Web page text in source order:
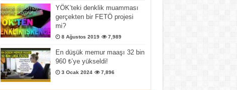
YÖK’teki denklik muamması
gerçekten bir FETÖ projesi
mi?
8 Ağustos 2019 7,989
En düşük memur maaşı 32 bin
960 ₺’ye yükseldi!
3 Ocak 2024 7,896